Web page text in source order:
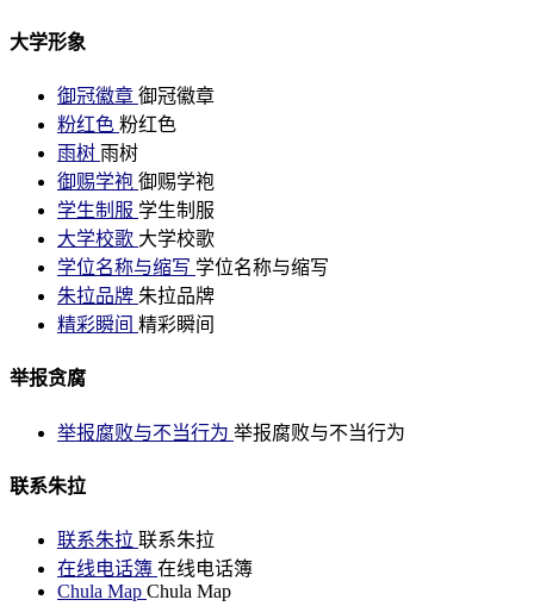
大学形象
御冠徽章 御冠徽章
粉红色 粉红色
雨树 雨树
御赐学袍 御赐学袍
学生制服 学生制服
大学校歌 大学校歌
学位名称与缩写 学位名称与缩写
朱拉品牌 朱拉品牌
精彩瞬间 精彩瞬间
举报贪腐
举报腐败与不当行为 举报腐败与不当行为
联系朱拉
联系朱拉 联系朱拉
在线电话簿 在线电话簿
Chula Map Chula Map